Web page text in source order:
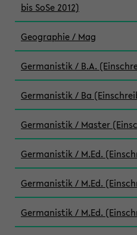
bis SoSe 2012)
Geographie / Mag
Germanistik / B.A.
Germanistik / Ba
Germanistik / Master
Germanistik / M.Ed.
Germanistik / M.Ed.
Germanistik / M.Ed.